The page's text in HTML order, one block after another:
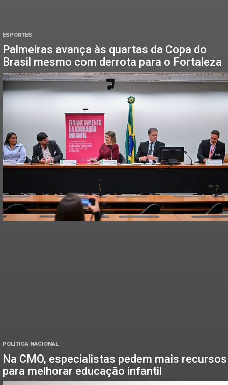
ESPORTES
Palmeiras avança às quartas da Copa do
Brasil mesmo com derrota para o Fortaleza
POLÍTICA NACIONAL
Na CMO, especialistas pedem mais recursos
para melhorar educação infantil